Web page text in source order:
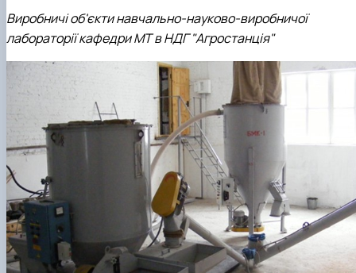
Виробничі об'єкти навчально-науково-виробничої
лабораторії кафедри МТ в НДГ "Агростанція"